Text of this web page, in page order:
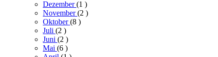
Dezember(1 )
November(2 )
Oktober(8 )
Juli (2 )
Juni (2 )
Mai (6 )